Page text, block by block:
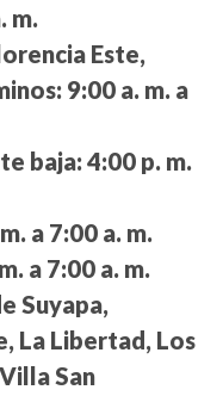
m.
Este,
9:00 a. m. a
baja: 4:00 p. m.
a 7:00 a. m.
a 7:00 a. m.
Suyapa,
La Libertad, Los
San